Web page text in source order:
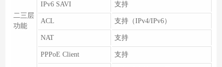
二三层
功能
IPv6 SAVI 支持
ACL 支持（IPv4/IPv6）
NAT 支持
PPPoE Client 支持